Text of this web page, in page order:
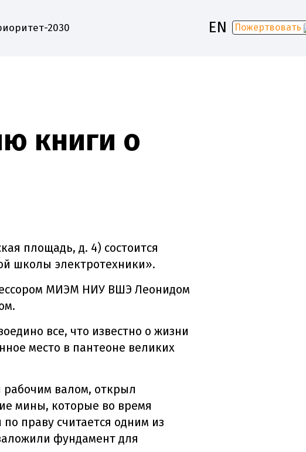
2030 EN Пожертвовать
книги о
площадь, д. 4) состоится
школы электротехники».
МИЭМ НИУ ВШЭ Леонидом
все, что известно о жизни
место в пантеоне великих
валом, открыл
мины, которые во время
праву считается одним из
фундамент для